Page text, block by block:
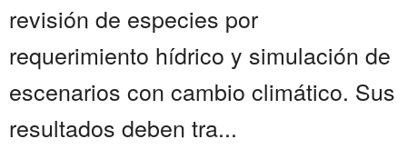
revisión de especies por
requerimiento hídrico y simulación de
escenarios con cambio climático. Sus
resultados deben tra...